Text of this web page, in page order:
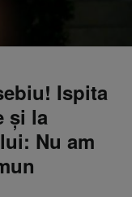
Ispita
și la
Nu am